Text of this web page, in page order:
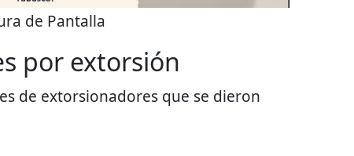
de Pantalla
por extorsión
de extorsionadores que se dieron